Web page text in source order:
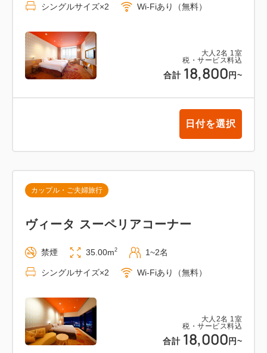
大人 2名 1室
税・サービス料込
合計 18,800 円~
シングルサイズ×2 Wi-Fiあり（無料）
日付を選択
大人 2名 1室
税・サービス料込
合計 18,000 円~
カップル・ご夫婦旅行
ヴィータ スーペリアコーナー
禁煙 35.00m2 1~2名
シングルサイズ×2 Wi-Fiあり（無料）